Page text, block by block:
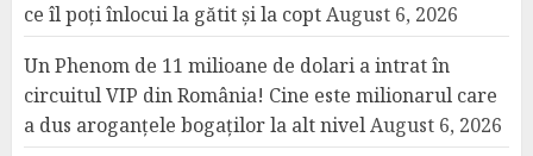
ce îl poți înlocui la gătit și la coptAugust 6, 2026
Un Phenom de 11 milioane de dolari a intrat în
circuitul VIP din România! Cine este milionarul care
a dus aroganțele bogaților la alt nivelAugust 6, 2026